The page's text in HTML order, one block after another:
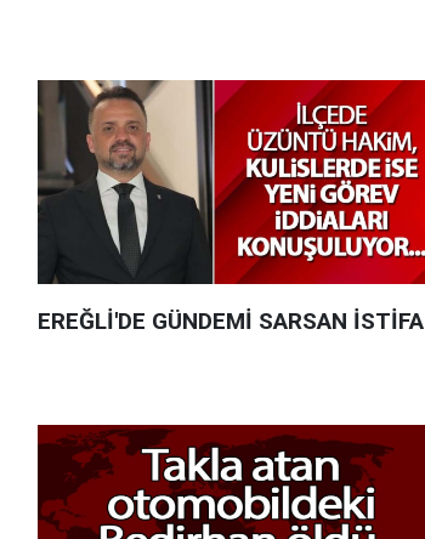
EREĞLİ'DE GÜNDEMİ SARSAN İSTİFA